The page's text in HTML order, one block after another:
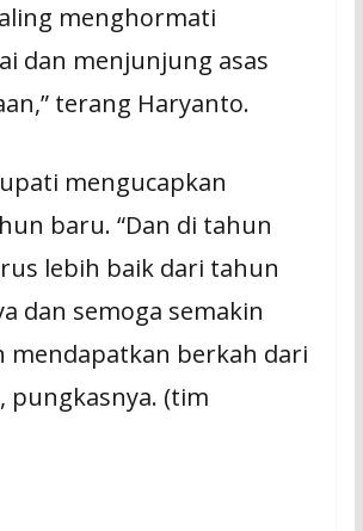
menghormati
dan menjunjung asas
terang Haryanto.
mengucapkan
baru. “Dan di tahun
lebih baik dari tahun
dan semoga semakin
mendapatkan berkah dari
pungkasnya. (tim